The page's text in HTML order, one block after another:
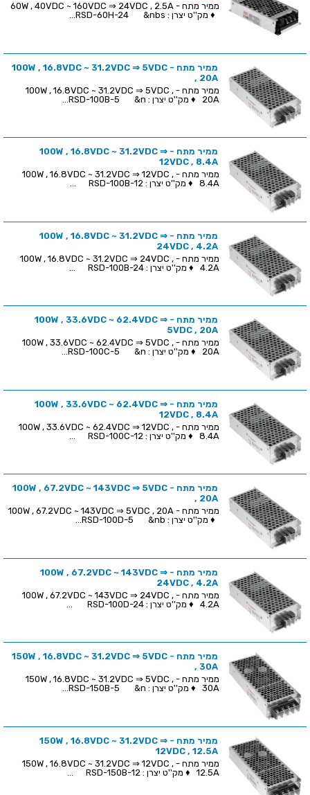
ממיר מתח - 60W , 40VDC ~ 160VDC ⇒ 24VDC , 2.5A
♦ מק''ט יצרן : RSD-60H-24 &nbs...
ממיר מתח - 100W , 16.8VDC ~ 31.2VDC ⇒ 5VDC
, 20A
ממיר מתח - 100W , 16.8VDC ~ 31.2VDC ⇒ 5VDC ,
20A ♦ מק''ט יצרן : RSD-100B-5 &n...
ממיר מתח - 100W , 16.8VDC ~ 31.2VDC ⇒
12VDC , 8.4A
ממיר מתח - 100W , 16.8VDC ~ 31.2VDC ⇒ 12VDC ,
8.4A ♦ מק''ט יצרן : RSD-100B-12 ...
ממיר מתח - 100W , 16.8VDC ~ 31.2VDC ⇒
24VDC , 4.2A
ממיר מתח - 100W , 16.8VDC ~ 31.2VDC ⇒ 24VDC ,
4.2A ♦ מק''ט יצרן : RSD-100B-24 ...
ממיר מתח - 100W , 33.6VDC ~ 62.4VDC ⇒
5VDC , 20A
ממיר מתח - 100W , 33.6VDC ~ 62.4VDC ⇒ 5VDC ,
20A ♦ מק''ט יצרן : RSD-100C-5 &n...
ממיר מתח - 100W , 33.6VDC ~ 62.4VDC ⇒
12VDC , 8.4A
ממיר מתח - 100W , 33.6VDC ~ 62.4VDC ⇒ 12VDC ,
8.4A ♦ מק''ט יצרן : RSD-100C-12 ...
ממיר מתח - 100W , 67.2VDC ~ 143VDC ⇒ 5VDC
, 20A
ממיר מתח - 100W , 67.2VDC ~ 143VDC ⇒ 5VDC , 20A
♦ מק''ט יצרן : RSD-100D-5 &nb...
ממיר מתח - 100W , 67.2VDC ~ 143VDC ⇒
24VDC , 4.2A
ממיר מתח - 100W , 67.2VDC ~ 143VDC ⇒ 24VDC ,
4.2A ♦ מק''ט יצרן : RSD-100D-24 ...
ממיר מתח - 150W , 16.8VDC ~ 31.2VDC ⇒ 5VDC
, 30A
ממיר מתח - 150W , 16.8VDC ~ 31.2VDC ⇒ 5VDC ,
30A ♦ מק''ט יצרן : RSD-150B-5 &n...
ממיר מתח - 150W , 16.8VDC ~ 31.2VDC ⇒
12VDC , 12.5A
ממיר מתח - 150W , 16.8VDC ~ 31.2VDC ⇒ 12VDC ,
12.5A ♦ מק''ט יצרן : RSD-150B-12 ...